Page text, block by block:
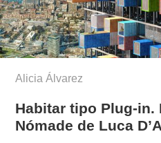
Alicia Álvarez
Habitar tipo Plug-in.
Nómade de Luca